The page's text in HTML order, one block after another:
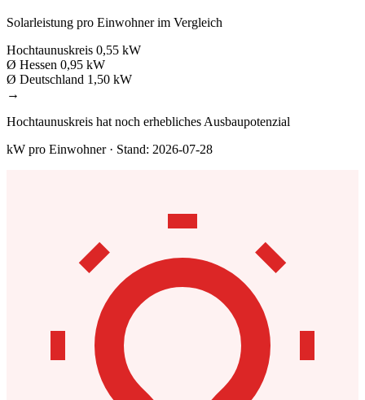
Solarleistung pro Einwohner im Vergleich
Hochtaunuskreis 0,55 kW
Ø Hessen 0,95 kW
Ø Deutschland 1,50 kW
→
Hochtaunuskreis hat noch erhebliches Ausbaupotenzial
kW pro Einwohner · Stand: 2026-07-28